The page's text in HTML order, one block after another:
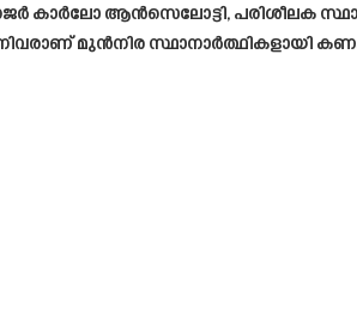
കാർലോ ആൻസെലോട്ടി, പരിശീലക
മുൻനിര സ്ഥാനാർത്ഥികളായി